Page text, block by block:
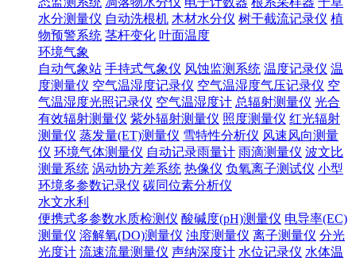
水分测量仪 自动洗根机 木材水分仪 树干截流记录仪 植
物预警系统 茎杆变化 叶面温度
环境气象
自动气象站 手持式气象仪 风蚀监测系统 温度记录仪 温
度测量仪 空气温湿度记录仪 空气温湿度气压记录仪 空
气温湿度光照记录仪 空气温湿度计 总辐射测量仪 光合
有效辐射测量仪 紫外辐射测量仪 照度测量仪 红光辐射
测量仪 蒸发量(ET)测量仪 雪特性分析仪 风速风向测量
仪 环境气体测量仪 自动记录雨量计 雨滴测量仪 波文比
测量系统 涡动协方差系统 热像仪 负氧离子测试仪 小型
环境多参数记录仪 碳同位素分析仪
水文水利
便携式多参数水质检测仪 酸碱度(pH)测量仪 电导率(EC)
测量仪 溶解氧(DO)测量仪 浊度测量仪 离子测量仪 分光
光度计 流速流量测量仪 声纳深度计 水位记录仪 水体温